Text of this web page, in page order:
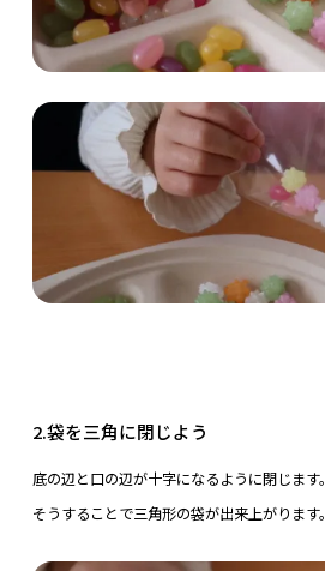
2.袋を三角に閉じよう
底の辺と口の辺が十字になるように閉じます。
そうすることで三角形の袋が出来上がります。